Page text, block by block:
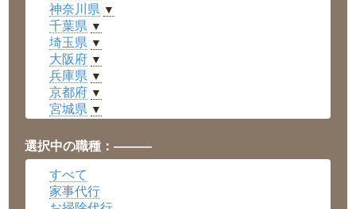
神奈川県 ▼
千葉県 ▼
埼玉県 ▼
大阪府 ▼
兵庫県 ▼
京都府 ▼
宮城県 ▼
福井県 ▼
岡山県 ▼
広島県
沖縄県 ▼
選択中の職種：———
すべて
家事代行